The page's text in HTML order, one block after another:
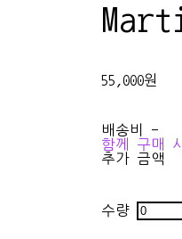
55,000원
배송비 -
함께 구매
추가 금액
수량